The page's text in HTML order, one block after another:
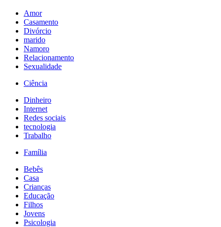
Amor
Casamento
Divórcio
marido
Namoro
Relacionamento
Sexualidade
Ciência
Dinheiro
Internet
Redes sociais
tecnologia
Trabalho
Família
Bebês
Casa
Crianças
Educação
Filhos
Jovens
Psicologia